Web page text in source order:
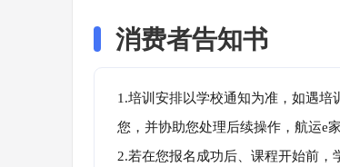
消费者告知书
1.培训安排以学校通知为准，如遇
您，并协助您处理后续操作，航运e
2.若在您报名成功后、课程开始前，